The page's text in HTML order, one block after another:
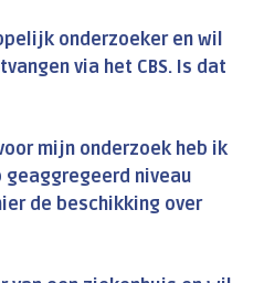
onderzoeker en wil
via het CBS. Is dat
mijn onderzoek heb ik
niveau
de beschikking over